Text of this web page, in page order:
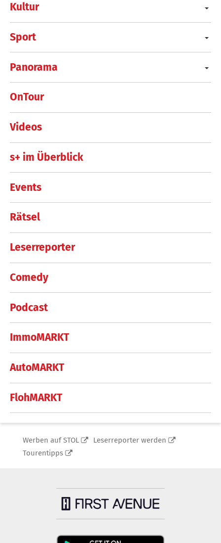
Kultur
Sport
Panorama
OnTour
Videos
s+ im Überblick
Events
Rätsel
Leserreporter
Comedy
Podcast
ImmoMARKT
AutoMARKT
FlohMARKT
Werben auf STOL
Leserreporter werden
Tourentipps